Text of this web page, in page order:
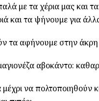
με τα χέρια μας και
και τα ψήνουμε για
τα αφήνουμε στην άκρη
αβοκάντο:
να πολτοποιηθούν